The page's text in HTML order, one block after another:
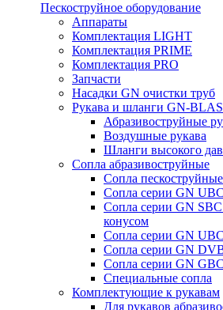
Пескоструйное оборудование
Аппараты
Комплектация LIGHT
Комплектация PRIME
Комплектация PRO
Запчасти
Насадки GN очистки труб
Рукава и шланги GN-
Абразивоструйные
Воздушные рукава
Шланги высокого
Сопла абразивоструйные
Сопла пескоструйные
Сопла серии GN
Сопла серии GN
конусом
Сопла серии GN
Сопла серии GN
Сопла серии GN
Специальные сопла
Комплектующие к рукавам
Для рукавов